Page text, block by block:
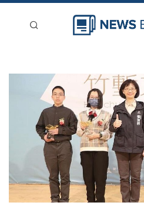
新聞稿分類
登入
刊登